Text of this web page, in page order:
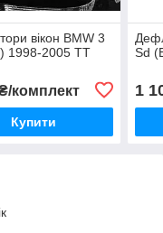
вікон BMW 3
1998-2005 TT
комплект
Купити
Sd
1